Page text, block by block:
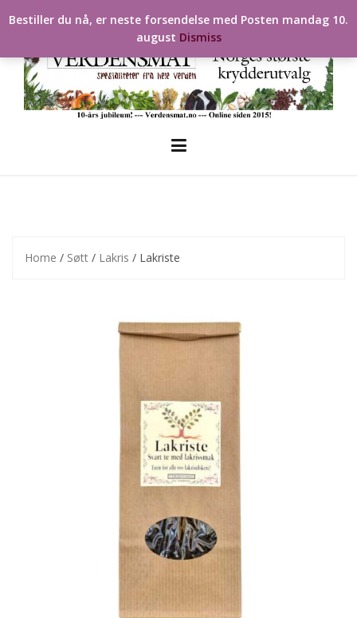
to
Home / Søtt / Lakris / Lakriste
Bestiller du nå, er neste forsendelse med Posten mandag 10.
august Dismiss